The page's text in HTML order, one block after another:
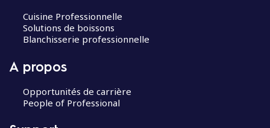
Cuisine Professionnelle
Solutions de boissons
Blanchisserie professionnelle
A propos
Opportunités de carrière
People of Professional